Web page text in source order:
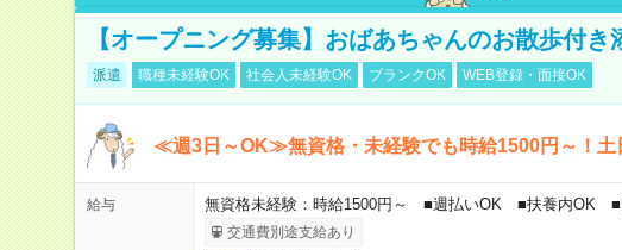
【オープニング募集】おばあちゃんのお散歩付き
派遣 職種未経験OK 社会人未経験OK ブランクOK WEB登録・面接OK
≪週3日～OK≫無資格・未経験でも時給1500円～！土
給与 無資格未経験：時給1500円～ ■週払いOK ■扶養内OK ■
交通費別途支給あり